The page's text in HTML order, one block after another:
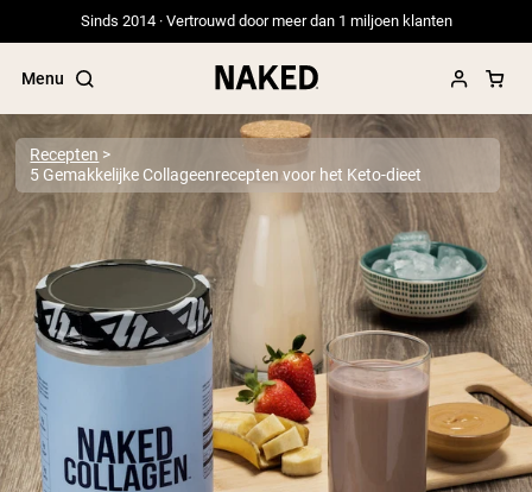
Sinds 2014 · Vertrouwd door meer dan 1 miljoen klanten
Menu
Populaire Zoektermen
”Protein Powder“
”Overnight Oats“
”Vegan protein“
”Collagen“
”Micellar Casein“
PROTEIN POWDERSBest Seller
Erwteneiwit
Recepten
5 Gemakkelijke Collageenrecepten voor het Keto-dieet